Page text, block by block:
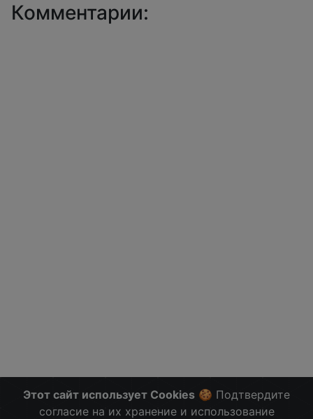
Комментарии:
Этот сайт использует Cookies 🍪 Подтвердите
согласие на их хранение и использование